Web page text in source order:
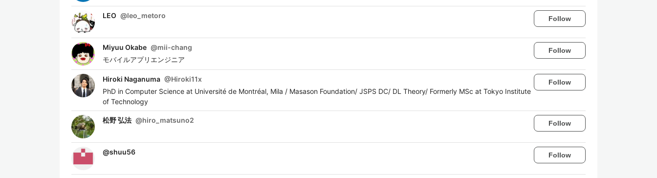
LEO @leo_metoro Follow
Miyuu Okabe @mii-chang
モバイルアプリエンジニア
Follow
Hiroki Naganuma @Hiroki11x
PhD in Computer Science at Université de Montréal, Mila / Masason Foundation/ JSPS DC/ DL Theory/ Formerly MSc at Tokyo Institute
of Technology
Follow
松野 弘法 @hiro_matsuno2 Follow
@shuu56 Follow